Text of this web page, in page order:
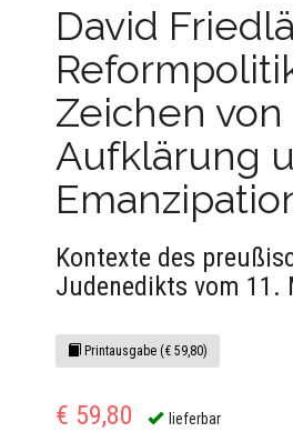
David
Zeichen von
Aufklärung
Kontexte des
Judenedikts vom 11.
Printausgabe (€ 59,80)
€ 59,80 lieferbar